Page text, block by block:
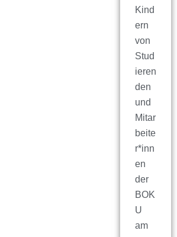
Kind
ern
von
Stud
ieren
den
und
Mitar
beite
r*inn
en
der
BOK
U
am